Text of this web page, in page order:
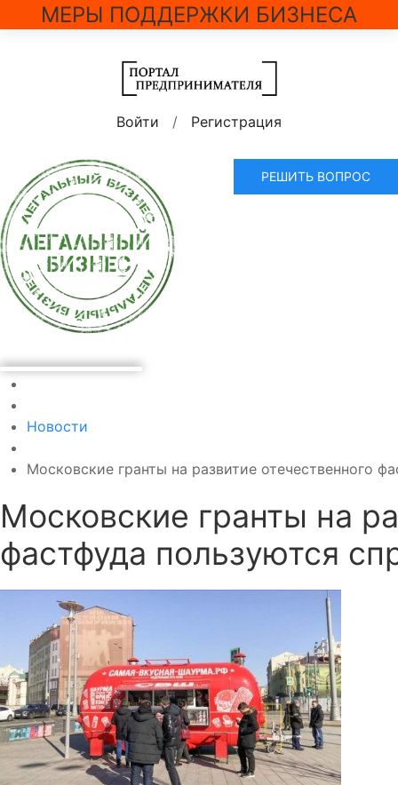
МЕРЫ ПОДДЕРЖКИ БИЗНЕСА
Войти / Регистрация
РЕШИТЬ ВОПРОС
Новости
Московские гранты на развитие отечественного
Московские гранты на
фастфуда пользуются